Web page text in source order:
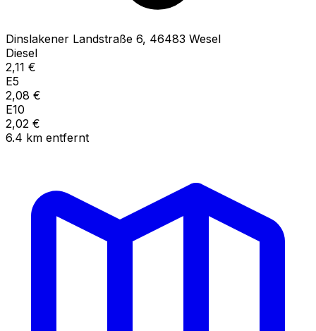
Dinslakener Landstraße 6, 46483 Wesel
Diesel
2,11 €
E5
2,08 €
E10
2,02 €
6.4 km entfernt